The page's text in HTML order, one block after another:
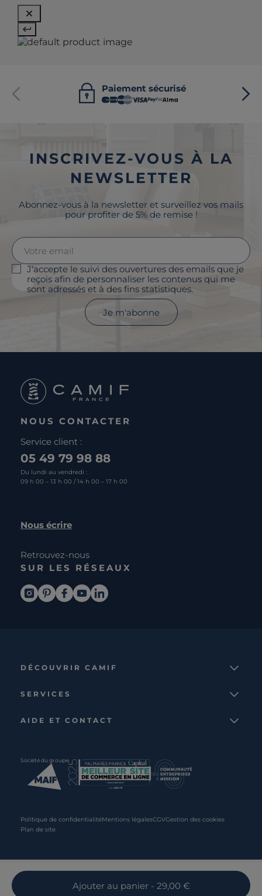
Ajouter au panier - 29,00 €
Paiement sécurisé
INSCRIVEZ-VOUS À LA
NEWSLETTER
Abonnez-vous à la newsletter et surveillez vos mails
pour profiter de 5% de remise !
J'accepte le suivi des ouvertures des emails que je
reçois afin de personnaliser les contenus qui me
sont adressés et à des fins statistiques.
Je m'abonne
NOUS CONTACTER
Service client :
05 49 79 98 88
Du lundi au vendredi :
09 h 00 – 13 h 00 / 14 h 00 – 17 h 00
Nous écrire
Retrouvez-nous
SUR LES RÉSEAUX
DÉCOUVRIR CAMIF
Nos collections
Boutique
SERVICES
Carte cadeau Camif
Partenaire rénovation
AIDE ET CONTACT
Aide et foire aux questions
Livraisons
Presse
Société du groupe
Politique de confidentialitéMentions légalesCGVGestion des cookies
Plan de site